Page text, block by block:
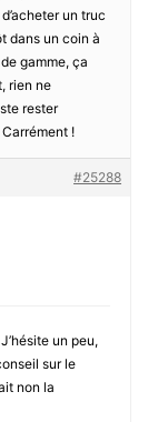
un truc
dans un coin à
gamme, ça
rien ne
rester
!
#25288
un peu,
sur le
non la